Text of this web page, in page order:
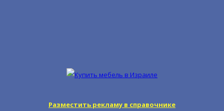
Разместить рекламу в справочнике